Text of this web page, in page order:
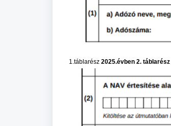
1.táblarész 2025.évben 2. táblarész